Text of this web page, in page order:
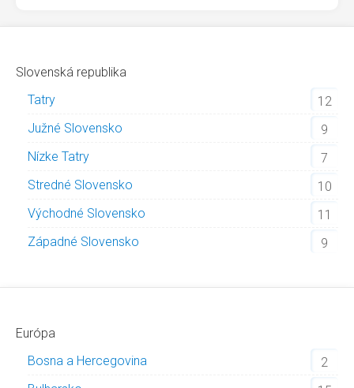
Slovenská republika
Tatry
12
Južné Slovensko
9
Nízke Tatry
7
Stredné Slovensko
10
Východné Slovensko
11
Západné Slovensko
9
Európa
Bosna a Hercegovina
2